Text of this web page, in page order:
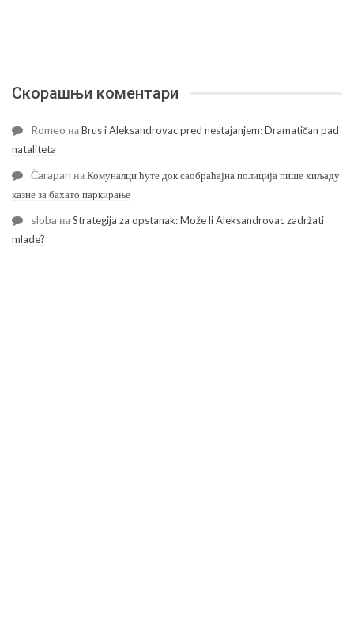
Скорашњи коментари
Romeo наBrus i Aleksandrovac pred nestajanjem: Dramatičan pad
nataliteta
Čarapan наКомуналци ћуте док саобраћајна полиција пише хиљаду
казне за бахато паркирање
sloba наStrategija za opstanak: Može li Aleksandrovac zadržati
mlade?